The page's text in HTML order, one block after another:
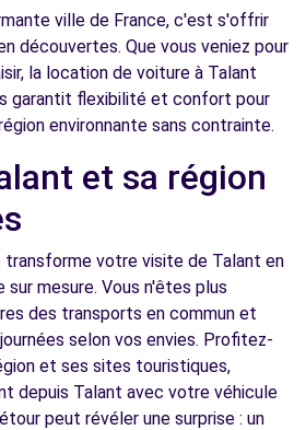
km
SICA DIJON - ST
4.7
21, 21850
JCL MOTORS - DIJON
5.0
ville de France, c'est s'offrir
découvertes. Que vous veniez pour
la location de voiture à Talant
garantit flexibilité et confort pour
environnante sans contrainte.
et sa région
transforme votre visite de Talant en
mesure. Vous n'êtes plus
des transports en commun et
selon vos envies. Profitez-
et ses sites touristiques,
depuis Talant avec votre véhicule
peut révéler une surprise : un